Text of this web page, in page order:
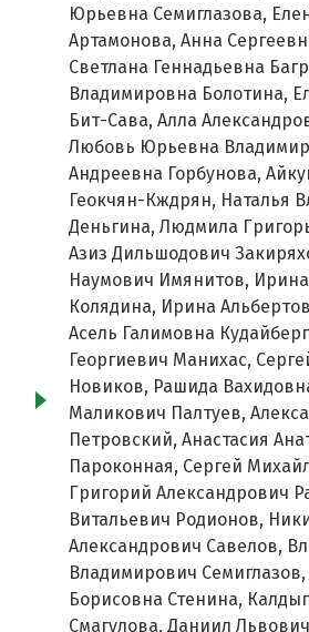
Юрьевна Семиглазова,
Артамонова, Анна
Светлана Геннадьевна
Владимировна Болотина,
Бит-Сава, Алла
Любовь Юрьевна
Андреевна Горбунова,
Геокчян-Кждрян, Наталья
Деньгина, Людмила
Азиз Дильшодович
Наумович Имянитов,
Колядина, Ирина
Асель Галимовна
Георгиевич Манихас,
Новиков, Рашида
Маликович Палтуев,
Петровский, Анастасия
Пароконная, Сергей
Григорий Александрович
Витальевич Родионов,
Александрович Савелов,
Владимирович
Борисовна Стенина,
Смагулова, Даниил